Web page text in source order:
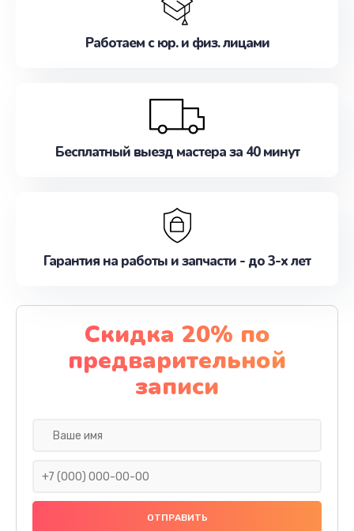
Работаем с юр. и физ. лицами
Бесплатный выезд мастера за 40 минут
Гарантия на работы и запчасти - до 3-х лет
Скидка 20% по
предварительной
записи